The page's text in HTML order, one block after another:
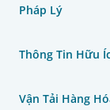
Pháp Lý
Thông Tin Hữu
Vận Tải Hàng